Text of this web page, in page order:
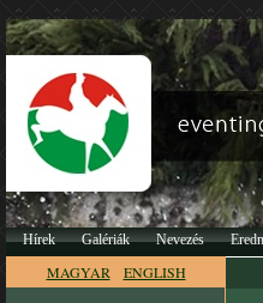
Hírek Galériák Nevezés
MAGYAR ENGLISH